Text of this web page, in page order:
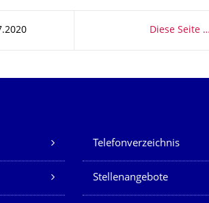
Diese Seite …
Telefonverzeichnis
Stellenangebote